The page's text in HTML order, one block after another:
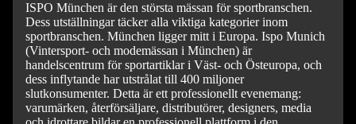
ISPO München är den största mässan för sportbranschen.
Dess utställningar täcker alla viktiga kategorier inom
sportbranschen. München ligger mitt i Europa. Ispo Munich
(Vintersport- och modemässan i München) är
handelscentrum för sportartiklar i Väst- och Östeuropa, och
dess inflytande har utstrålat till 400 miljoner
slutkonsumenter. Detta är ett professionellt evenemang:
varumärken, återförsäljare, distributörer, designers, media